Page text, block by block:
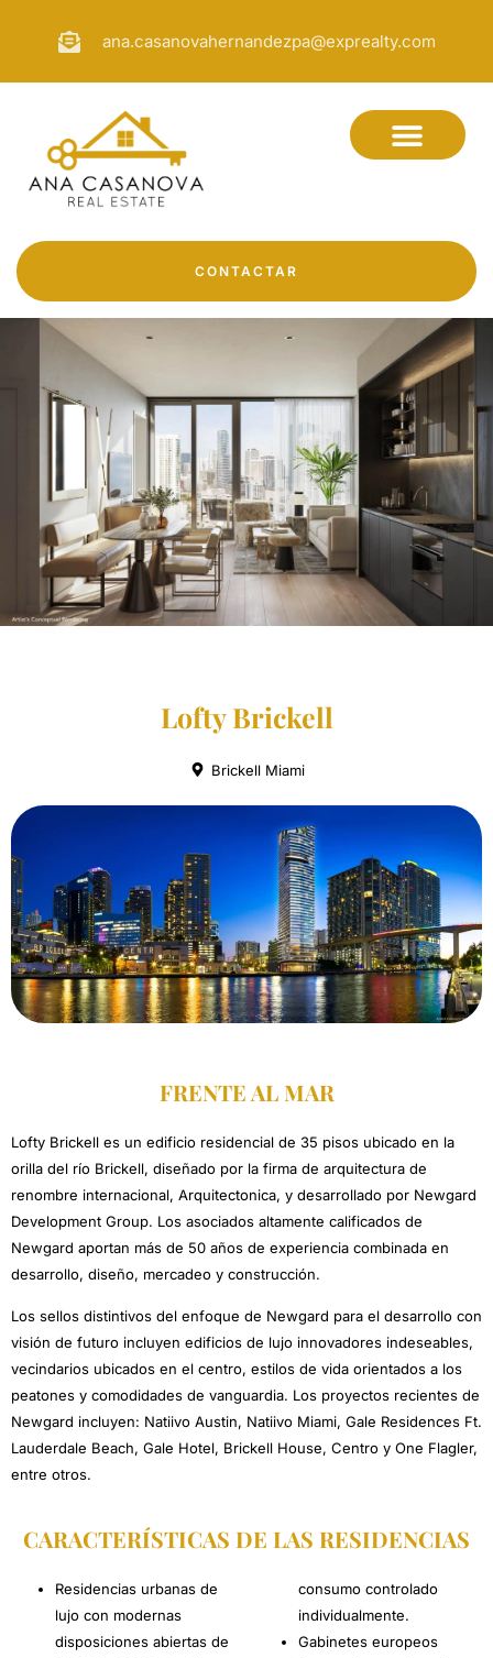
ana.casanovahernandezpa@exprealty.com
CONTACTAR
Lofty Brickell
Brickell Miami
FRENTE AL MAR
Lofty Brickell es un edificio residencial de 35 pisos ubicado en la
orilla del río Brickell, diseñado por la firma de arquitectura de
renombre internacional, Arquitectonica, y desarrollado por Newgard
Development Group. Los asociados altamente calificados de
Newgard aportan más de 50 años de experiencia combinada en
desarrollo, diseño, mercadeo y construcción.
Los sellos distintivos del enfoque de Newgard para el desarrollo con
visión de futuro incluyen edificios de lujo innovadores indeseables,
vecindarios ubicados en el centro, estilos de vida orientados a los
peatones y comodidades de vanguardia. Los proyectos recientes de
Newgard incluyen: Natiivo Austin, Natiivo Miami, Gale Residences Ft.
Lauderdale Beach, Gale Hotel, Brickell House, Centro y One Flagler,
entre otros.
CARACTERÍSTICAS DE LAS RESIDENCIAS
Residencias urbanas de
lujo con modernas
disposiciones abiertas de
consumo controlado
individualmente.
Gabinetes europeos